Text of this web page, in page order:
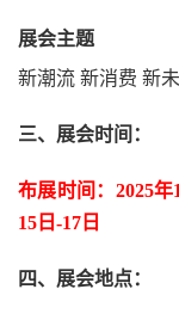
展会主题
新潮流 新消费 新
三、展会时间：
布展时间：2025
15日-17日
四、展会地点：